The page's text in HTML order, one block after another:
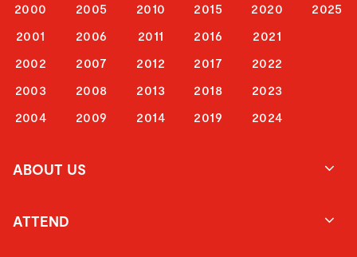
2000
2001
2002
2003
2004
2005
2006
2007
2008
2009
2010
2011
2012
2013
2014
2015
2016
2017
2018
2019
2020
2021
2022
2023
2024
2025
ABOUT US
ATTEND